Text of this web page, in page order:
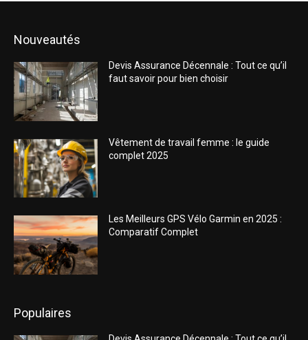
Nouveautés
Devis Assurance Décennale : Tout ce qu’il
faut savoir pour bien choisir
Vêtement de travail femme : le guide
complet 2025
Les Meilleurs GPS Vélo Garmin en 2025 :
Comparatif Complet
Populaires